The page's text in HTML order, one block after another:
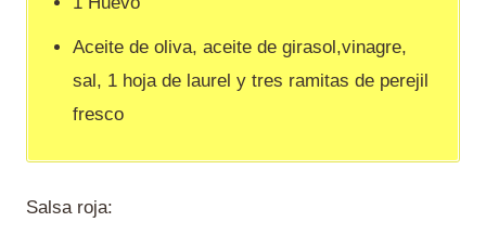
Aceite de oliva, aceite de girasol,vinagre,
sal, 1 hoja de laurel y tres ramitas de perejil
fresco
Salsa roja: